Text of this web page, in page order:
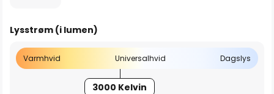
Lysstrøm (i lumen)
Varmhvid Universalhvid Dagslys
3000 Kelvin